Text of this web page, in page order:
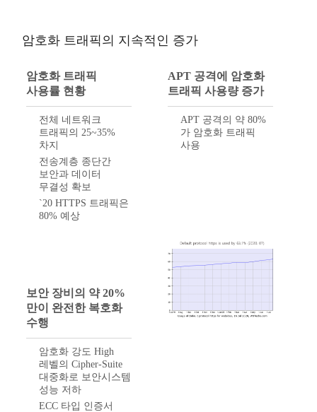
암호화 트래픽의 지속적인 증가
암호화 트래픽
사용률 현황
전체 네트워크
트래픽의 25~35%
차지
전송계층 종단간
보안과 데이터
무결성 확보
`20 HTTPS 트래픽은
80% 예상
APT 공격에 암호화
트래픽 사용량 증가
APT 공격의 약 80%
가 암호화 트래픽
사용
보안 장비의 약 20%
만이 완전한 복호화
수행
암호화 강도 High
레벨의 Cipher-Suite
대중화로 보안시스템
성능 저하
ECC 타입 인증서